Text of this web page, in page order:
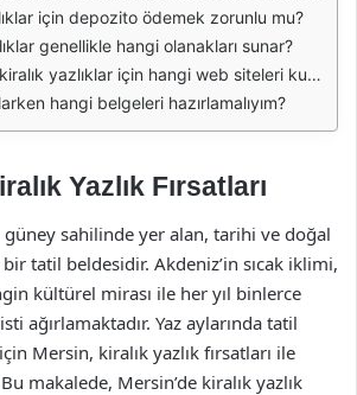
için depozito ödemek zorunlu mu?
genellikle hangi olanakları sunar?
yazlıklar için hangi web siteleri kullanılır?
hangi belgeleri hazırlamalıyım?
Yazlık Fırsatları
güney sahilinde yer alan, tarihi ve doğal
tatil beldesidir. Akdeniz’in sıcak iklimi,
kültürel mirası ile her yıl binlerce
ağırlamaktadır. Yaz aylarında tatil
Mersin, kiralık yazlık fırsatları ile
makalede, Mersin’de kiralık yazlık